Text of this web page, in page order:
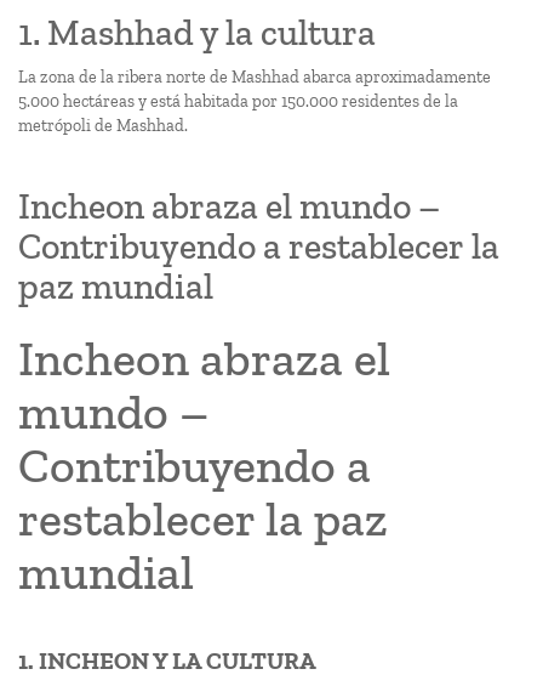
1. Mashhad y la cultura
La zona de la ribera norte de Mashhad abarca aproximadamente
5.000 hectáreas y está habitada por 150.000 residentes de la
metrópoli de Mashhad.
Incheon abraza el mundo –
Contribuyendo a restablecer la
paz mundial
Incheon abraza el
mundo –
Contribuyendo a
restablecer la paz
mundial
1. INCHEON Y LA CULTURA